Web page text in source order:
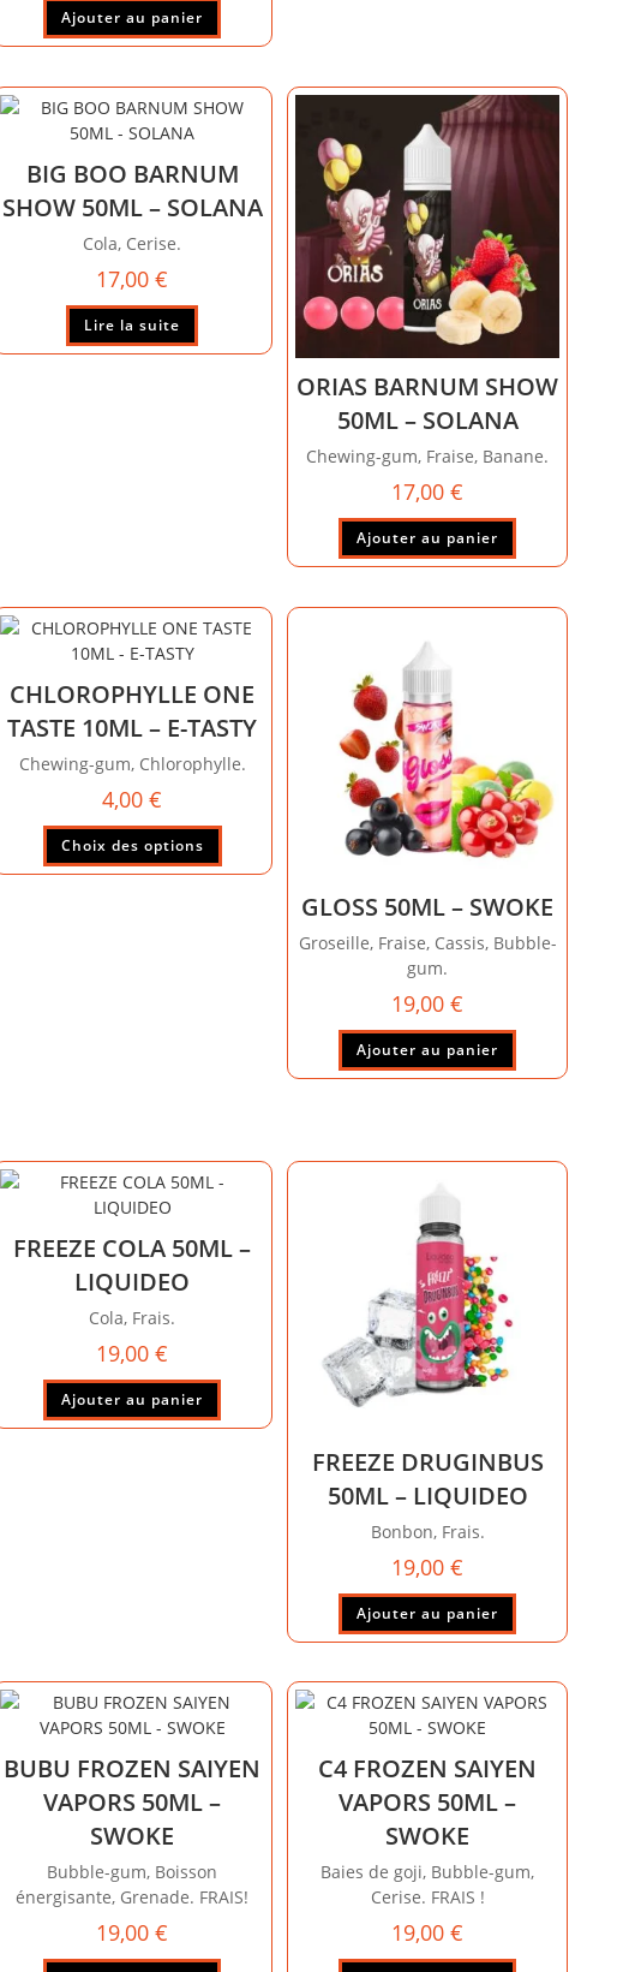
Ajouter au panier
BIG BOO BARNUM
SHOW 50ML – SOLANA
Cola, Cerise.
17,00€
Lire la suite
ORIAS BARNUM SHOW
50ML – SOLANA
Chewing-gum, Fraise, Banane.
17,00€
Ajouter au panier
CHLOROPHYLLE ONE
TASTE 10ML – E-TASTY
Chewing-gum, Chlorophylle.
4,00€
Choix des options
GLOSS 50ML – SWOKE
Groseille, Fraise, Cassis, Bubble-
gum.
19,00€
Ajouter au panier
FREEZE COLA 50ML –
LIQUIDEO
Cola, Frais.
19,00€
Ajouter au panier
FREEZE DRUGINBUS
50ML – LIQUIDEO
Bonbon, Frais.
19,00€
Ajouter au panier
BUBU FROZEN SAIYEN
VAPORS 50ML –
SWOKE
Bubble-gum, Boisson
énergisante, Grenade. FRAIS!
19,00€
C4 FROZEN SAIYEN
VAPORS 50ML –
SWOKE
Baies de goji, Bubble-gum,
Cerise. FRAIS !
19,00€